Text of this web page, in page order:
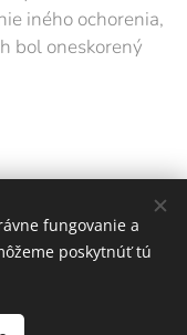
iného ochorenia,
bol oneskorený
fungovanie a
poskytnúť tú